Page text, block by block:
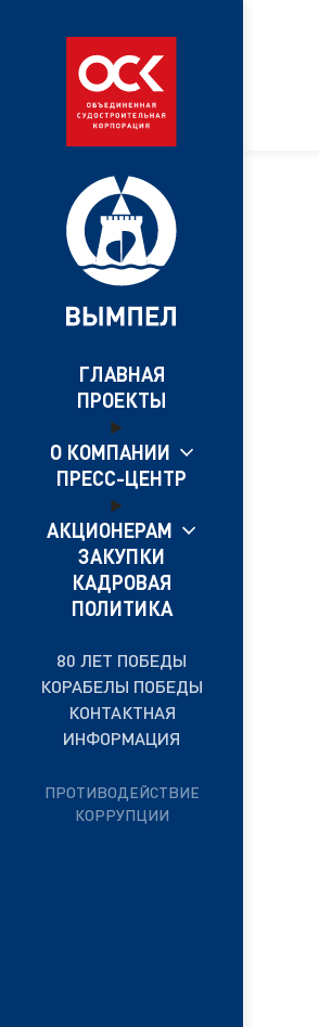
ГЛАВНАЯ
ПРОЕКТЫ
О КОМПАНИИ
ПРЕСС-ЦЕНТР
АКЦИОНЕРАМ
ЗАКУПКИ
КАДРОВАЯ
ПОЛИТИКА
80 ЛЕТ ПОБЕДЫ
КОРАБЕЛЫ ПОБЕДЫ
КОНТАКТНАЯ
ИНФОРМАЦИЯ
ПРОТИВОДЕЙСТВИЕ
КОРРУПЦИИ